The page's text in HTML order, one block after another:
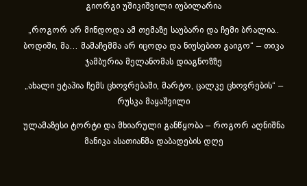
გიორგი უშიკიშვილი იუბილარია
„როგორ არ მინდოდა ამ თემაზე საუბარი და ჩემი ბრალია..
ბოდიში, მა… მამაჩემმა არ იცოდა და ნიუსებით გაიგო“ – თიკა
ჯამბურია მელანომას დიაგნოზზე
„ახა­ლი ეტა­პია ჩემს ცხოვ­რე­ბა­ში, მარ­ტო, ცალ­კე ცხოვ­რე­ბის“ –
რუსკა მაყაშვილი
ულამაზესი ტორტი და მხიარული განწყობა – როგორ აღნიშნა
მანიკა ასათიანმა დაბადების დღე